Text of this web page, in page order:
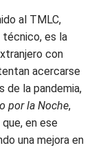
al TMLC,
técnico, es la
con
acercarse
de la pandemia,
por la Noche,
en ese
una mejora en